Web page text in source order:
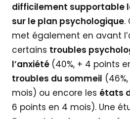
difficilement supportable
sur le plan psychologique.
met également en avant
certains troubles
l’anxiété (40%, + 4 points
troubles du sommeil
mois) ou encore les états
6 points en 4 mois). Une